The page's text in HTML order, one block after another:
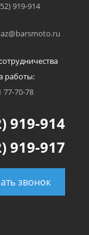
919-914
работы:
77-70-78
919-914
919-917
звонок